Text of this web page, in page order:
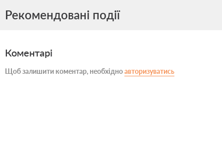
Рекомендовані події
Коментарі
Щоб залишити коментар, необхідноавторизуватись